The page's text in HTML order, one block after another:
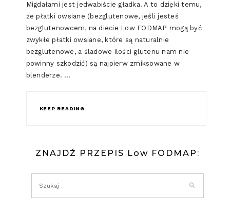
Migdałami jest jedwabiście gładka. A to dzięki temu,
że płatki owsiane (bezglutenowe, jeśli jesteś
bezglutenowcem, na diecie Low FODMAP mogą być
zwykłe płatki owsiane, które są naturalnie
bezglutenowe, a śladowe ilości glutenu nam nie
powinny szkodzić) są najpierw zmiksowane w
blenderze. …
KEEP READING
ZNAJDŹ PRZEPIS Low FODMAP: